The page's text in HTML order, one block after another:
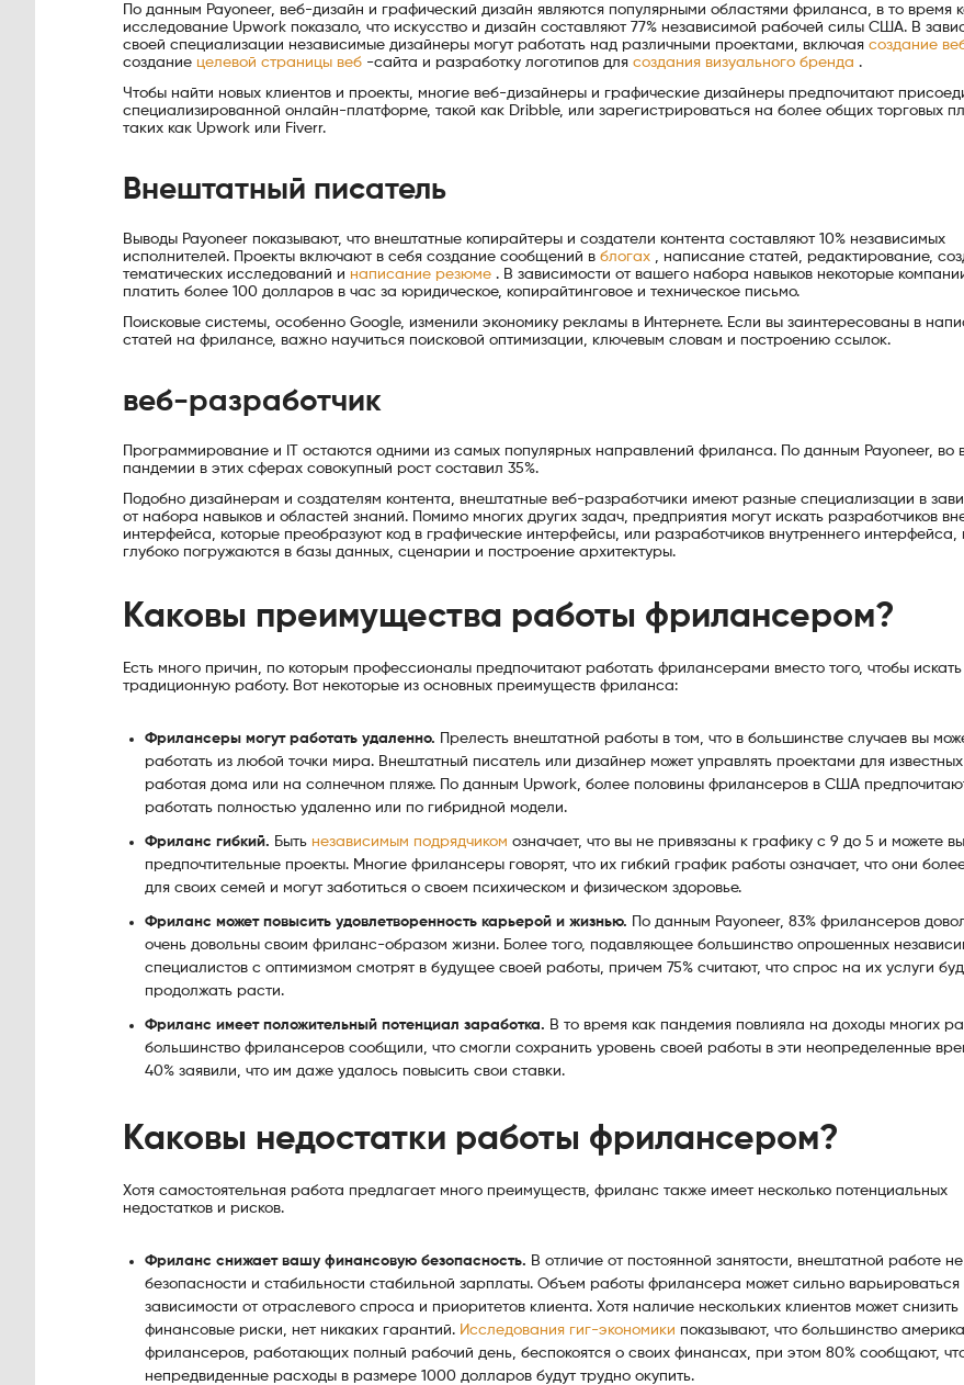
По данным Payoneer, веб-дизайн и графический дизайн являются популярными областями фриланса, в то время
исследование Upwork показало, что искусство и дизайн составляют 77% независимой рабочей силы США. В
своей специализации независимые дизайнеры могут работать над различными проектами, включая создание
создание целевой страницы веб -сайта и разработку логотипов для создания визуального бренда .
Чтобы найти новых клиентов и проекты, многие веб-дизайнеры и графические дизайнеры предпочитают
специализированной онлайн-платформе, такой как Dribble, или зарегистрироваться на более общих торговых
таких как Upwork или Fiverr.
Внештатный писатель
Выводы Payoneer показывают, что внештатные копирайтеры и создатели контента составляют 10% независимых
исполнителей. Проекты включают в себя создание сообщений в блогах , написание статей, редактирование,
тематических исследований и написание резюме . В зависимости от вашего набора навыков некоторые
платить более 100 долларов в час за юридическое, копирайтинговое и техническое письмо.
Поисковые системы, особенно Google, изменили экономику рекламы в Интернете. Если вы заинтересованы в
статей на фрилансе, важно научиться поисковой оптимизации, ключевым словам и построению ссылок.
веб-разработчик
Программирование и IT остаются одними из самых популярных направлений фриланса. По данным Payoneer, во
пандемии в этих сферах совокупный рост составил 35%.
Подобно дизайнерам и создателям контента, внештатные веб-разработчики имеют разные специализации в
от набора навыков и областей знаний. Помимо многих других задач, предприятия могут искать разработчиков
интерфейса, которые преобразуют код в графические интерфейсы, или разработчиков внутреннего интерфейса,
глубоко погружаются в базы данных, сценарии и построение архитектуры.
Каковы преимущества работы фрилансером?
Есть много причин, по которым профессионалы предпочитают работать фрилансерами вместо того, чтобы искать
традиционную работу. Вот некоторые из основных преимуществ фриланса:
Фрилансеры могут работать удаленно. Прелесть внештатной работы в том, что в большинстве случаев вы
работать из любой точки мира. Внештатный писатель или дизайнер может управлять проектами для известных
работая дома или на солнечном пляже. По данным Upwork, более половины фрилансеров в США
работать полностью удаленно или по гибридной модели.
Фриланс гибкий. Быть независимым подрядчиком означает, что вы не привязаны к графику с 9 до 5 и можете
предпочтительные проекты. Многие фрилансеры говорят, что их гибкий график работы означает, что они
для своих семей и могут заботиться о своем психическом и физическом здоровье.
Фриланс может повысить удовлетворенность карьерой и жизнью. По данным Payoneer, 83% фрилансеров
очень довольны своим фриланс-образом жизни. Более того, подавляющее большинство опрошенных
специалистов с оптимизмом смотрят в будущее своей работы, причем 75% считают, что спрос на их услуги
продолжать расти.
Фриланс имеет положительный потенциал заработка. В то время как пандемия повлияла на доходы многих
большинство фрилансеров сообщили, что смогли сохранить уровень своей работы в эти неопределенные
40% заявили, что им даже удалось повысить свои ставки.
Каковы недостатки работы фрилансером?
Хотя самостоятельная работа предлагает много преимуществ, фриланс также имеет несколько потенциальных
недостатков и рисков.
Фриланс снижает вашу финансовую безопасность. В отличие от постоянной занятости, внештатной работе
безопасности и стабильности стабильной зарплаты. Объем работы фрилансера может сильно варьироваться
зависимости от отраслевого спроса и приоритетов клиента. Хотя наличие нескольких клиентов может снизить
финансовые риски, нет никаких гарантий. Исследования гиг-экономики показывают, что большинство
фрилансеров, работающих полный рабочий день, беспокоятся о своих финансах, при этом 80% сообщают,
непредвиденные расходы в размере 1000 долларов будут трудно окупить.